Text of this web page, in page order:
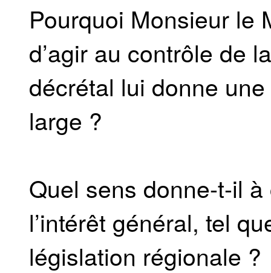
Pourquoi Monsieur le
d’agir au contrôle de
décrétal lui donne
large ?
Quel sens donne-t-il
l’intérêt général, tel
législation régionale ?